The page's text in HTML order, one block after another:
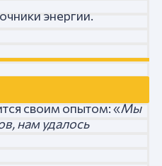
энергии.
своим опытом: «Мы
нам удалось